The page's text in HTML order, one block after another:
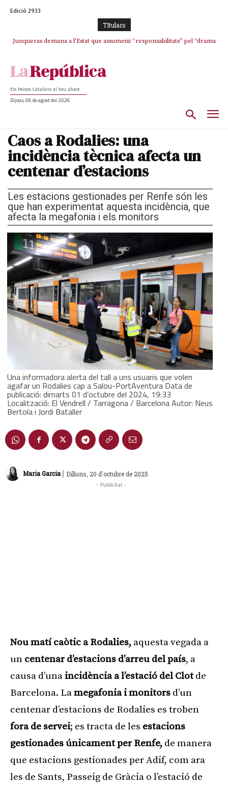
Edició 2933
TItulars
Junqueras demana a l’Estat que assumeixi “responsabilitats” pel “drama
Crisi total a ERC Girona
Els Països Catalans al teu abast
Dijous, 06 de agost del 2026
Caos a Rodalies: una
incidència tècnica afecta un
centenar d’estacions
Les estacions gestionades per Renfe són les
que han experimentat aquesta incidència, que
afecta la megafonia i els monitors
Una informadora alerta del tall a uns usuaris que volen
agafar un Rodalies cap a Salou-PortAventura Data de
publicació: dimarts 01 d’octubre del 2024, 19:33
Localització: El Vendrell / Tarragona / Barcelona Autor: Neus
Bertola i Jordi Bataller
Maria Garcia | Dilluns, 20 d'octubre de 2025
- Publicitat -
Nou matí caòtic a Rodalies, aquesta vegada a
un centenar d’estacions d’arreu del país, a
causa d’unaincidència a l’estació del Clotde
Barcelona. Lamegafonia i monitors d’un
centenar d’estacions de Rodalies es troben
fora de servei; es tracta de les estacions
gestionades únicament per Renfe, de manera
que estacions gestionades per Adif, com ara
les de Sants, Passeig de Gràcia o l’estació de